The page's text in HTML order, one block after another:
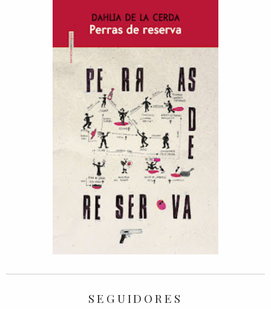
SEGUIDORES